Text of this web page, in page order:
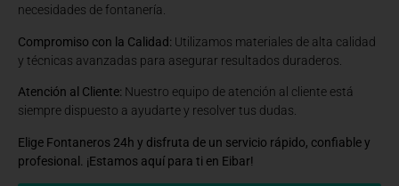
necesidades de fontanería.
Compromiso con la Calidad: Utilizamos materiales de alta calidad
y técnicas avanzadas para asegurar resultados duraderos.
Atención al Cliente: Nuestro equipo de atención al cliente está
siempre dispuesto a ayudarte y resolver tus dudas.
Elige Fontaneros 24h y disfruta de un servicio rápido, confiable y
profesional. ¡Estamos aquí para ti en Eibar!